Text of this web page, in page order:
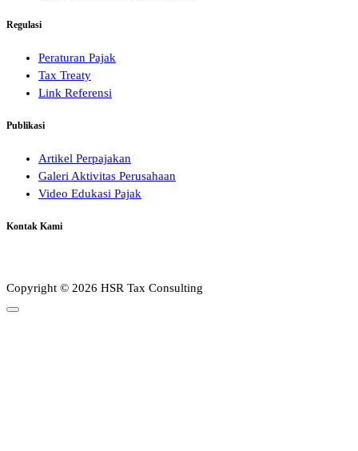
Regulasi
Peraturan Pajak
Tax Treaty
Link Referensi
Publikasi
Artikel Perpajakan
Galeri Aktivitas Perusahaan
Video Edukasi Pajak
Kontak Kami
Copyright © 2026 HSR Tax Consulting